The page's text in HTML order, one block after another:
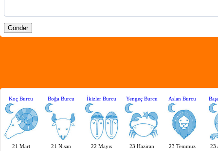
Koç Burcu
21 Mart
Boğa Burcu
21 Nisan
İkizler Burcu
22 Mayıs
Yengeç Burcu
23 Haziran
Aslan Burcu
23 Temmuz
23